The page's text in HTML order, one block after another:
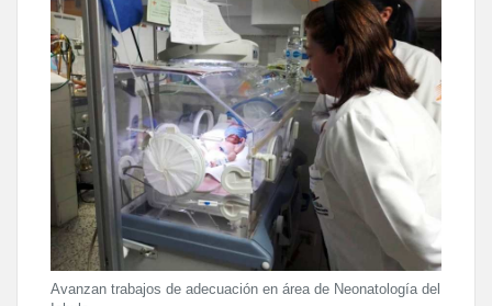
Avanzan trabajos de adecuación en área de Neonatología del